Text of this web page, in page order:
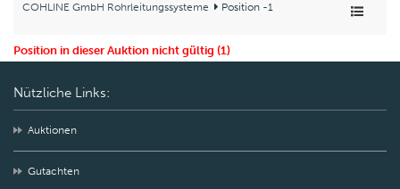
COHLINE GmbH Rohrleitungssysteme Position -1
Position in dieser Auktion nicht gültig (1)
Nützliche Links:
Auktionen
Gutachten